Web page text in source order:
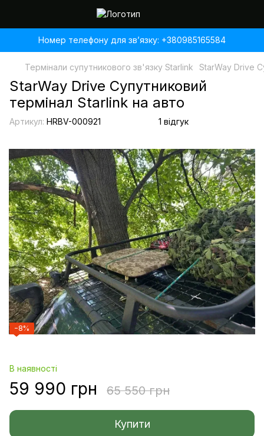
Номер телефону для звʼязку: +380985165584
Термінали супутникового зв'язку Starlink StarWay Drive
StarWay Drive Супутниковий
термінал Starlink на авто
Артикул: HRBV-000921 1 відгук
−8%
В наявності
59 990 грн 65 550 грн
Купити